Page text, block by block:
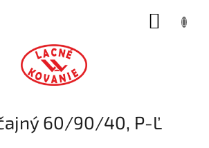
60/90/40, P-Ľ